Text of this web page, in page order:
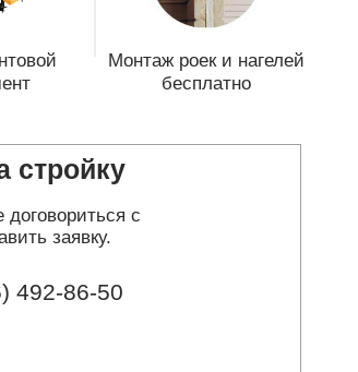
Монтаж роек и нагелей
бесплатно
стройку
с
заявку.
492-86-50